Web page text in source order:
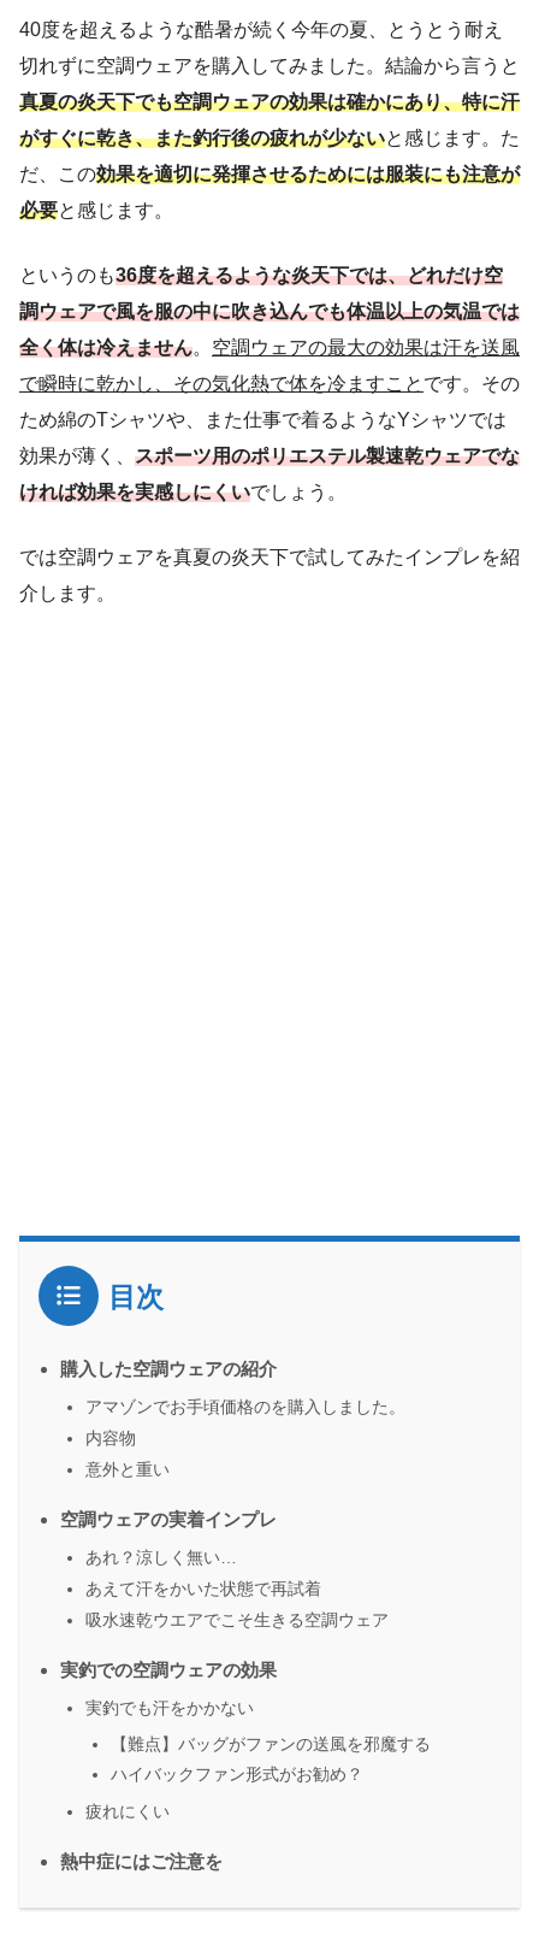
40度を超えるような酷暑が続く今年の夏、とうとう耐え
切れずに空調ウェアを購入してみました。結論から言うと
真夏の炎天下でも空調ウェアの効果は確かにあり、特に汗
がすぐに乾き、また釣行後の疲れが少ないと感じます。た
だ、この効果を適切に発揮させるためには服装にも注意が
必要と感じます。
というのも36度を超えるような炎天下では、どれだけ空
調ウェアで風を服の中に吹き込んでも体温以上の気温では
全く体は冷えません。 空調ウェアの最大の効果は汗を送風
で瞬時に乾かし、その気化熱で体を冷ますこと です。その
ため綿のTシャツや、また仕事で着るようなYシャツでは
効果が薄く、 スポーツ用のポリエステル製速乾ウェアでな
ければ効果を実感しにくいでしょう。
では空調ウェアを真夏の炎天下で試してみたインプレを紹
介します。
目次
購入した空調ウェアの紹介
アマゾンでお手頃価格のを購入しました。
内容物
意外と重い
空調ウェアの実着インプレ
あれ？涼しく無い…
あえて汗をかいた状態で再試着
吸水速乾ウエアでこそ生きる空調ウェア
実釣での空調ウェアの効果
実釣でも汗をかかない
【難点】バッグがファンの送風を邪魔する
ハイバックファン形式がお勧め？
疲れにくい
熱中症にはご注意を